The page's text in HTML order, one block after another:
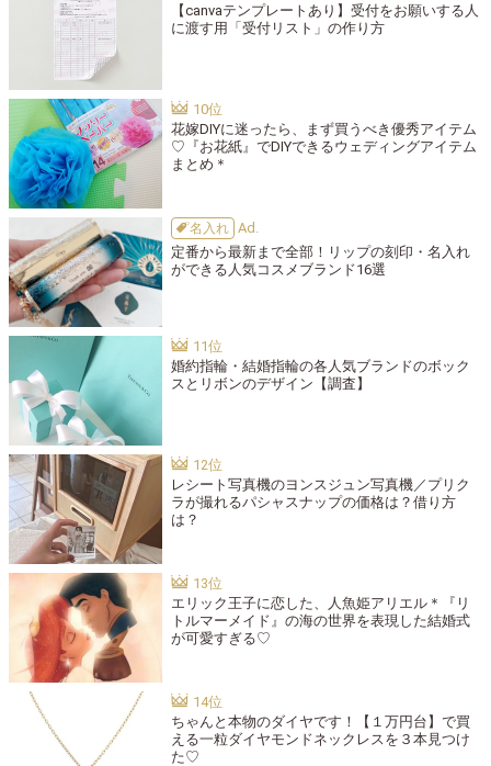
【canvaテンプレートあり】受付をお願いする人
に渡す用「受付リスト」の作り方
花嫁DIYに迷ったら、まず買うべき優秀アイテム
♡『お花紙』でDIYできるウェディングアイテム
まとめ＊
名入れ
定番から最新まで全部！リップの刻印・名入れ
ができる人気コスメブランド16選
婚約指輪・結婚指輪の各人気ブランドのボック
スとリボンのデザイン【調査】
レシート写真機のヨンスジュン写真機／プリク
ラが撮れるパシャスナップの価格は？借り方
は？
エリック王子に恋した、人魚姫アリエル＊『リ
トルマーメイド』の海の世界を表現した結婚式
が可愛すぎる♡
ちゃんと本物のダイヤです！【１万円台】で買
える一粒ダイヤモンドネックレスを３本見つけ
た♡